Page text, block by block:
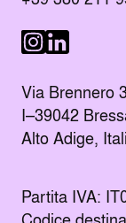
Seguici su
Seguici su
Via Brennero
I–39042
Alto Adige,
Partita IVA: